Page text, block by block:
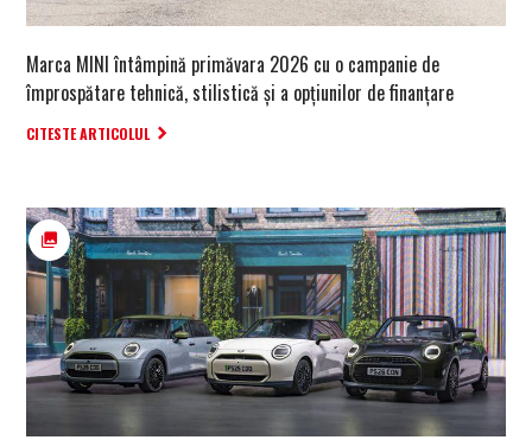
Marca MINI întâmpină primăvara 2026 cu o campanie de
împrospătare tehnică, stilistică și a opțiunilor de finanțare
CITESTE ARTICOLUL